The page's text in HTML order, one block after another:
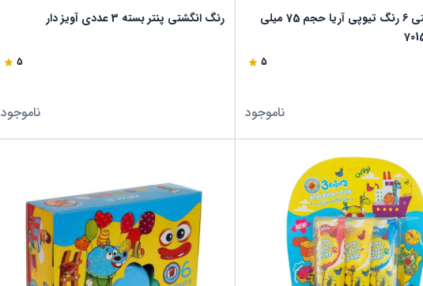
رنگ انگشتی 6 رنگ تیوپی آریا حجم 75 میلی
5
ناموجود
رنگ انگشتی پنتر بسته 3 عددی آویز دار
5
ناموجود